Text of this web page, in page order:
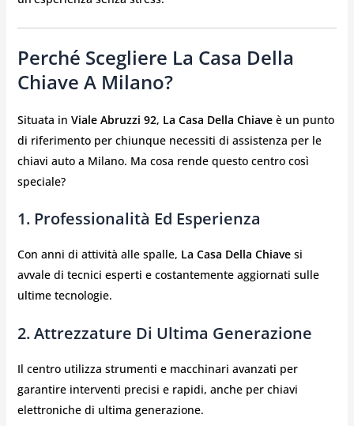
Perché Scegliere La Casa Della
Chiave A Milano?
Situata in Viale Abruzzi 92, La Casa Della Chiaveè un punto
di riferimento per chiunque necessiti di assistenza per le
chiavi auto a Milano. Ma cosa rende questo centro così
speciale?
1. Professionalità Ed Esperienza
Con anni di attività alle spalle, La Casa Della Chiavesi
avvale di tecnici esperti e costantemente aggiornati sulle
ultime tecnologie.
2. Attrezzature Di Ultima Generazione
Il centro utilizza strumenti e macchinari avanzati per
garantire interventi precisi e rapidi, anche per chiavi
elettroniche di ultima generazione.